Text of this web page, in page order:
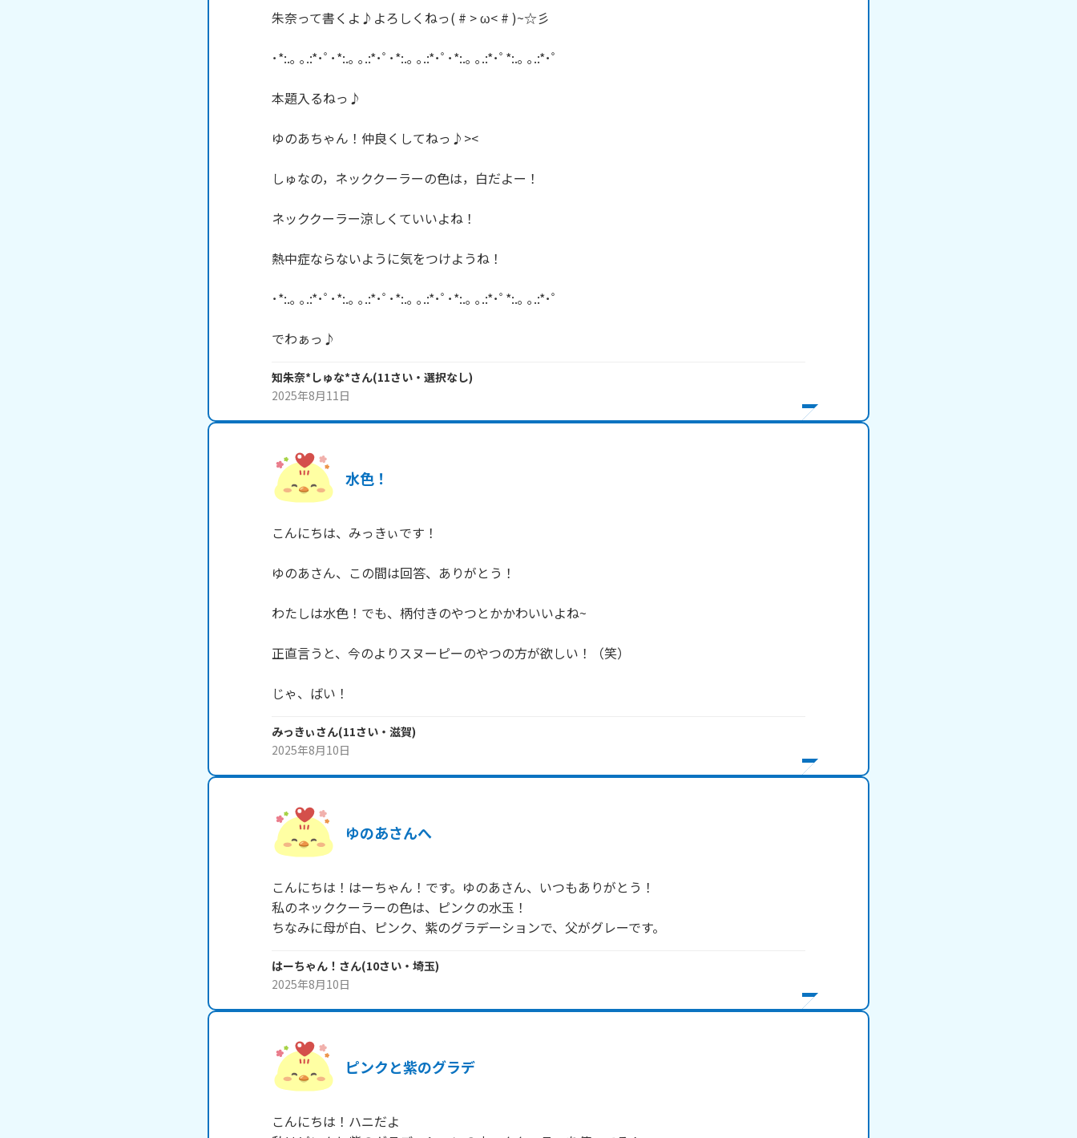
朱奈って書くよ♪よろしくねっ( # > ω< # )~☆彡
･*:.｡ ｡.:*･ﾟ･*:.｡ ｡.:*･ﾟ･*:.｡ ｡.:*･ﾟ･*:.｡ ｡.:*･ﾟ*:.｡ ｡.:*･ﾟ
本題入るねっ♪
ゆのあちゃん！仲良くしてねっ♪><
しゅなの，ネッククーラーの色は，白だよー！
ネッククーラー涼しくていいよね！
熱中症ならないように気をつけようね！
･*:.｡ ｡.:*･ﾟ･*:.｡ ｡.:*･ﾟ･*:.｡ ｡.:*･ﾟ･*:.｡ ｡.:*･ﾟ*:.｡ ｡.:*･ﾟ
でわぁっ♪
知朱奈*しゅな*さん(11さい・ 選択なし)
2025年8月11日
水色！
こんにちは、みっきぃです！
ゆのあさん、この間は回答、ありがとう！
わたしは水色！でも、柄付きのやつとかかわいいよね~
正直言うと、今のよりスヌーピーのやつの方が欲しい！（笑）
じゃ、ばい！
みっきぃさん(11さい・ 滋賀)
2025年8月10日
ゆのあさんへ
こんにちは！はーちゃん！です。ゆのあさん、いつもありがとう！
私のネッククーラーの色は、ピンクの水玉！
ちなみに母が白、ピンク、紫のグラデーションで、父がグレーです。
はーちゃん！ さん(10さい・ 埼玉)
2025年8月10日
ピンクと紫のグラデ
こんにちは！ハニだよ